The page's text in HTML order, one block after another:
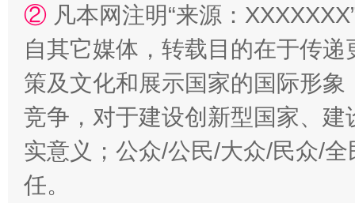
扯下公款旅游的“隐身衣” 如何以
② 凡本网注明“来源：
自其它媒体，转载目的在于传
策及文化和展示国家的国际形
竞争，对于建设创新型国家、
实意义；公众/公民/大众/民众/
任。